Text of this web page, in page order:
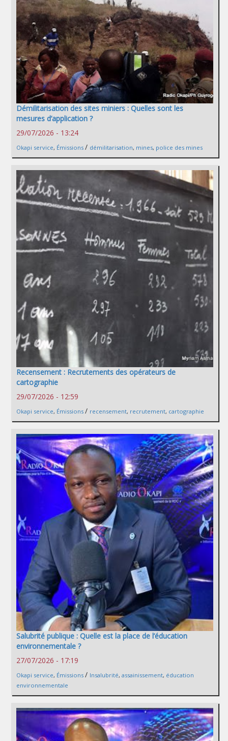
Démilitarisation des sites miniers : Quelles sont les
mesures d’application ?
29/07/2026 - 13:24
Okapi service, Émissions / démilitarisation, mines, police des mines
Recensement : Recrutements des opérateurs de
cartographie
29/07/2026 - 12:59
Okapi service, Émissions / recensement, recrutement, cartographie
Salubrité publique : Quelle est la place de l’éducation
environnementale ?
27/07/2026 - 17:19
Okapi service, Émissions / Insalubrité, assainissement, éducation
environnementale